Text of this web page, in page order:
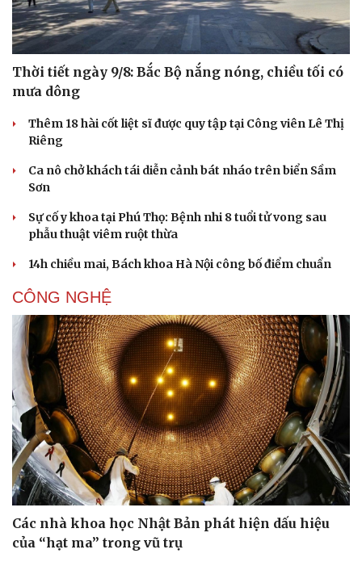
Thời tiết ngày 9/8: Bắc Bộ nắng nóng, chiều tối có
mưa dông
Thêm 18 hài cốt liệt sĩ được quy tập tại Công viên Lê Thị
Riêng
Ca nô chở khách tái diễn cảnh bát nháo trên biển Sầm
Sơn
Sự cố y khoa tại Phú Thọ: Bệnh nhi 8 tuổi tử vong sau
phẫu thuật viêm ruột thừa
14h chiều mai, Bách khoa Hà Nội công bố điểm chuẩn
CÔNG NGHỆ
Các nhà khoa học Nhật Bản phát hiện dấu hiệu
của “hạt ma” trong vũ trụ